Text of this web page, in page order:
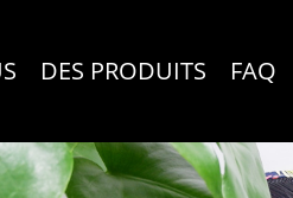
DES PRODUITS FAQ